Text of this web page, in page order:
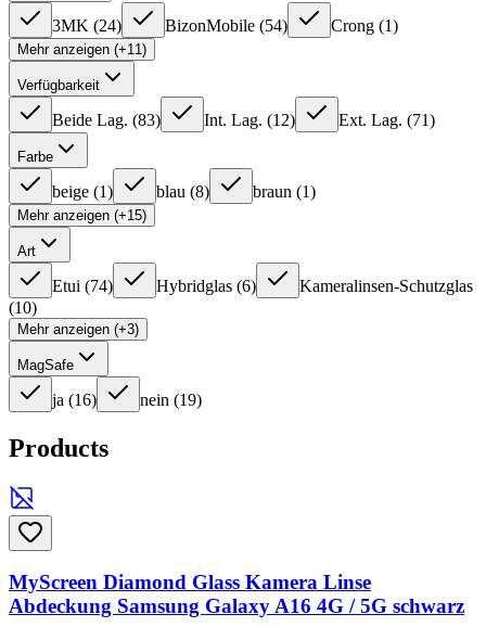
3MK (24) BizonMobile (54) Crong (1)
Mehr anzeigen (+11)
Verfügbarkeit
Beide Lag. (83) Int. Lag. (12) Ext. Lag. (71)
Farbe
beige (1) blau (8) braun (1)
Mehr anzeigen (+15)
Art
Etui (74) Hybridglas (6)
Kameralinsen-Schutzglas
(10)
Mehr anzeigen (+3)
MagSafe
ja (16) nein (19)
Products
MyScreen Diamond Glass Kamera Linse
Abdeckung Samsung Galaxy A16 4G / 5G schwarz